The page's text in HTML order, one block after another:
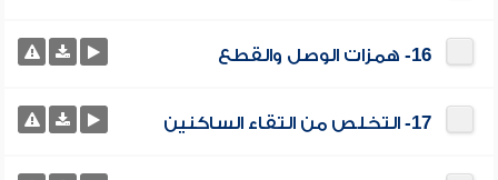
16- همزات الوصل والقطع
17- التخلص من التقاء الساكنين